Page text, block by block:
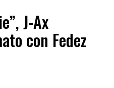
J-Ax
con Fedez